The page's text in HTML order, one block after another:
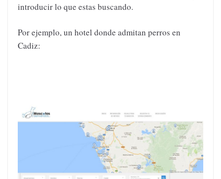
introducir lo que estas buscando.
Por ejemplo, un hotel donde admitan perros en
Cadiz: